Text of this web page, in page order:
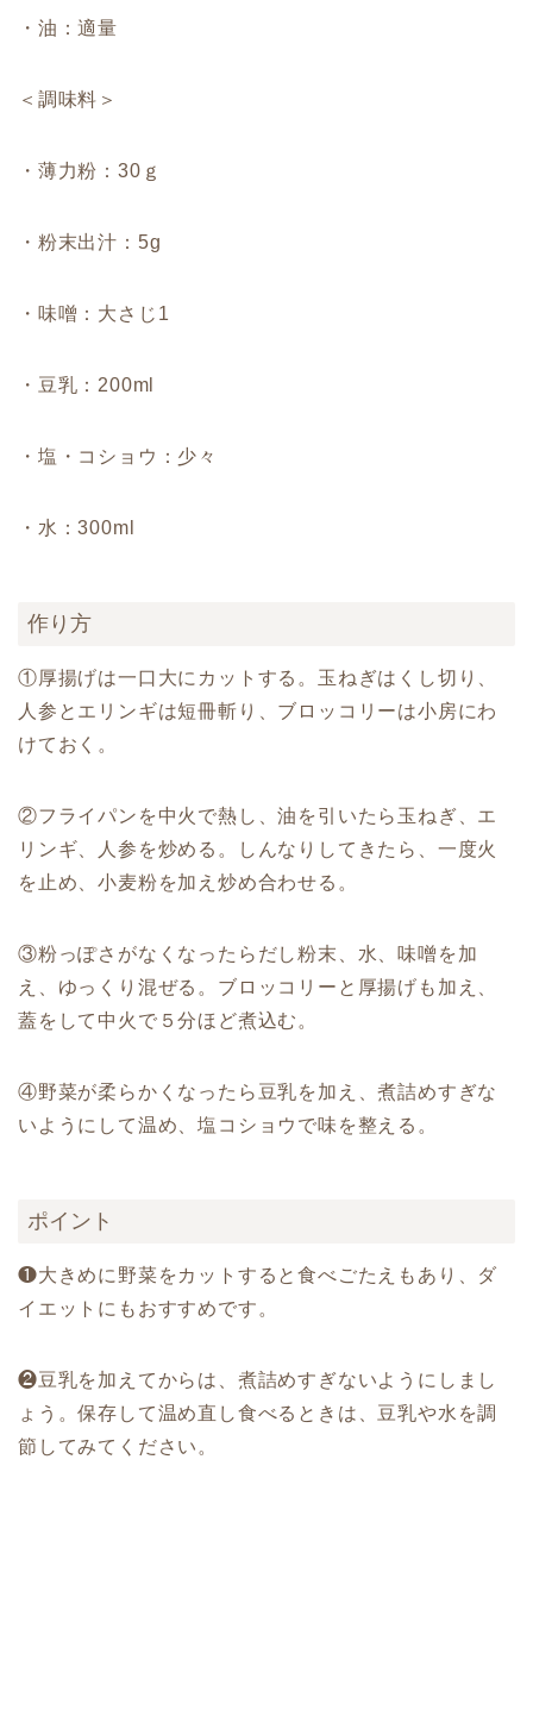
・油：適量
＜調味料＞
・薄力粉：30ｇ
・粉末出汁：5g
・味噌：大さじ1
・豆乳：200ml
・塩・コショウ：少々
・水：300ml
作り方
①厚揚げは一口大にカットする。玉ねぎはくし切り、
人参とエリンギは短冊斬り、ブロッコリーは小房にわ
けておく。
②フライパンを中火で熱し、油を引いたら玉ねぎ、エ
リンギ、人参を炒める。しんなりしてきたら、一度火
を止め、小麦粉を加え炒め合わせる。
③粉っぽさがなくなったらだし粉末、水、味噌を加
え、ゆっくり混ぜる。ブロッコリーと厚揚げも加え、
蓋をして中火で５分ほど煮込む。
④野菜が柔らかくなったら豆乳を加え、煮詰めすぎな
いようにして温め、塩コショウで味を整える。
ポイント
❶大きめに野菜をカットすると食べごたえもあり、ダ
イエットにもおすすめです。
❷豆乳を加えてからは、煮詰めすぎないようにしまし
ょう。保存して温め直し食べるときは、豆乳や水を調
節してみてください。